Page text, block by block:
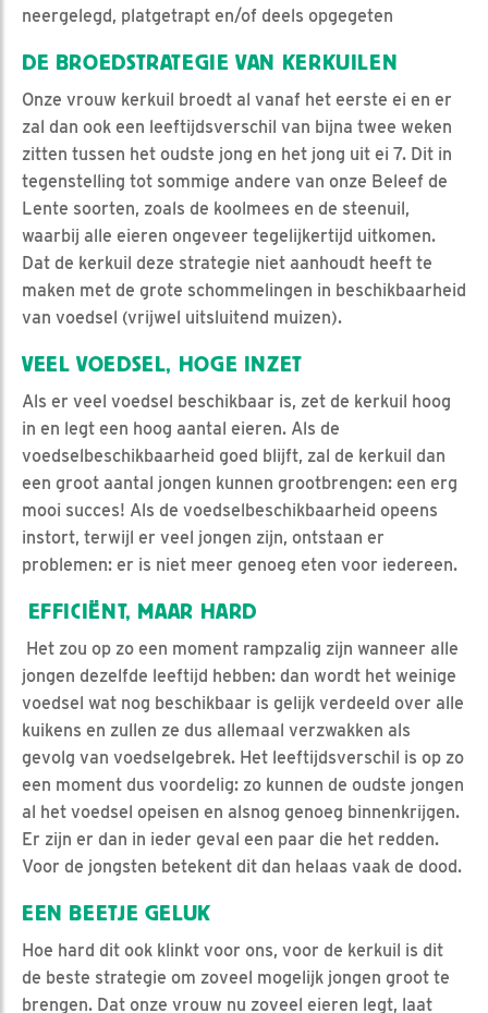
neergelegd, platgetrapt en/of deels opgegeten
DE BROEDSTRATEGIE VAN KERKUILEN
Onze vrouw kerkuil broedt al vanaf het eerste ei en er
zal dan ook een leeftijdsverschil van bijna twee weken
zitten tussen het oudste jong en het jong uit ei 7. Dit in
tegenstelling tot sommige andere van onze Beleef de
Lente soorten, zoals de koolmees en de steenuil,
waarbij alle eieren ongeveer tegelijkertijd uitkomen.
Dat de kerkuil deze strategie niet aanhoudt heeft te
maken met de grote schommelingen in beschikbaarheid
van voedsel (vrijwel uitsluitend muizen).
VEEL VOEDSEL, HOGE INZET
Als er veel voedsel beschikbaar is, zet de kerkuil hoog
in en legt een hoog aantal eieren. Als de
voedselbeschikbaarheid goed blijft, zal de kerkuil dan
een groot aantal jongen kunnen grootbrengen: een erg
mooi succes! Als de voedselbeschikbaarheid opeens
instort, terwijl er veel jongen zijn, ontstaan er
problemen: er is niet meer genoeg eten voor iedereen.
EFFICIËNT, MAAR HARD
Het zou op zo een moment rampzalig zijn wanneer alle
jongen dezelfde leeftijd hebben: dan wordt het weinige
voedsel wat nog beschikbaar is gelijk verdeeld over alle
kuikens en zullen ze dus allemaal verzwakken als
gevolg van voedselgebrek. Het leeftijdsverschil is op zo
een moment dus voordelig: zo kunnen de oudste jongen
al het voedsel opeisen en alsnog genoeg binnenkrijgen.
Er zijn er dan in ieder geval een paar die het redden.
Voor de jongsten betekent dit dan helaas vaak de dood.
EEN BEETJE GELUK
Hoe hard dit ook klinkt voor ons, voor de kerkuil is dit
de beste strategie om zoveel mogelijk jongen groot te
brengen. Dat onze vrouw nu zoveel eieren legt, laat